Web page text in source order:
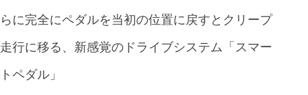
らに完全にペダルを当初の位置に戻すとクリープ
走行に移る、新感覚のドライブシステム「スマー
トペダル」